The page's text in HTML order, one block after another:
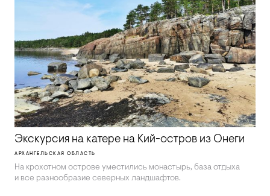
Экскурсия на катере на Кий-остров из Онеги
АРХАНГЕЛЬСКАЯ ОБЛАСТЬ
На крохотном острове уместились монастырь, база отдыха
и все разнообразие северных ландшафтов.